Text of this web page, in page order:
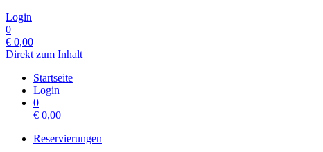
Login
0
€ 0,00
Direkt zum Inhalt
Startseite
Login
0
€ 0,00
Reservierungen